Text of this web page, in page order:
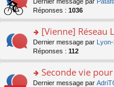
nt
s
ré
e
nt
n
lu
le
pl
u
s
ré
e
e
n
o
n
lu
le
pl
u
s
e
s
s
a
g
e
n
lu
n
s
ult
er
le
m
e
s
s
Réponses : 1036
o
n
s
ult
er
[Vienne] Réseau
Dernier message par
Réponses : 112
o
Seconde vie pour
Dernier message par